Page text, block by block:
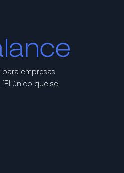
para empresas
¡El único que se